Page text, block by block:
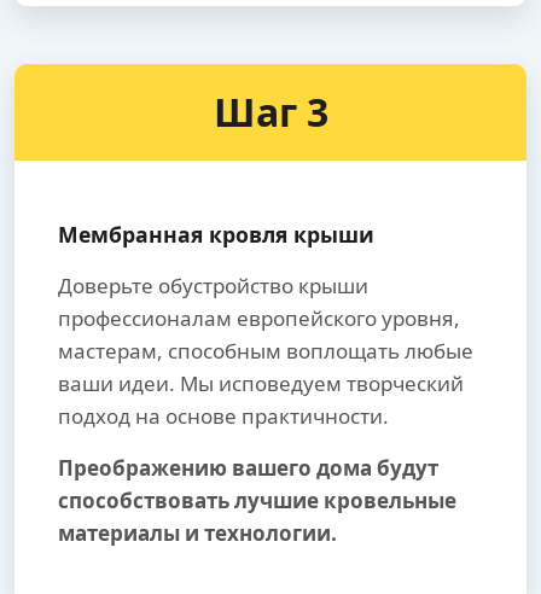
Шаг 3
Мембранная кровля крыши
Доверьте обустройство крыши
профессионалам европейского уровня,
мастерам, способным воплощать любые
ваши идеи. Мы исповедуем творческий
подход на основе практичности.
Преображению вашего дома будут
способствовать лучшие кровельные
материалы и технологии.